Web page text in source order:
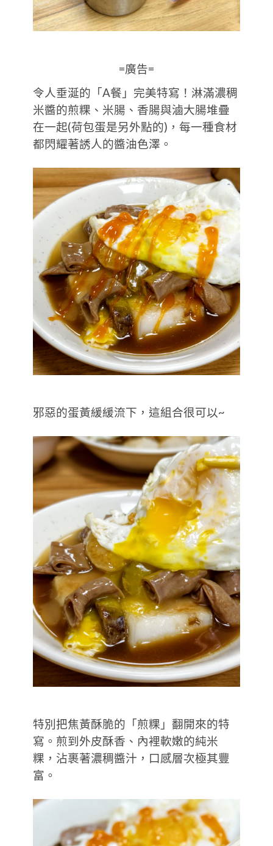
=廣告=
令人垂涎的「A餐」完美特寫！淋滿濃稠
米醬的煎粿、米腸、香腸與滷大腸堆疊
在一起(荷包蛋是另外點的)，每一種食材
都閃耀著誘人的醬油色澤。
邪惡的蛋黃緩緩流下，這組合很可以~
特別把焦黃酥脆的「煎粿」翻開來的特
寫。煎到外皮酥香、內裡軟嫩的純米
粿，沾裹著濃稠醬汁，口感層次極其豐
富。